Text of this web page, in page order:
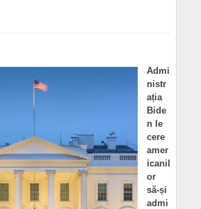
Admi
nistr
ația
Bide
n le
cere
amer
icanil
or
să-și
admi